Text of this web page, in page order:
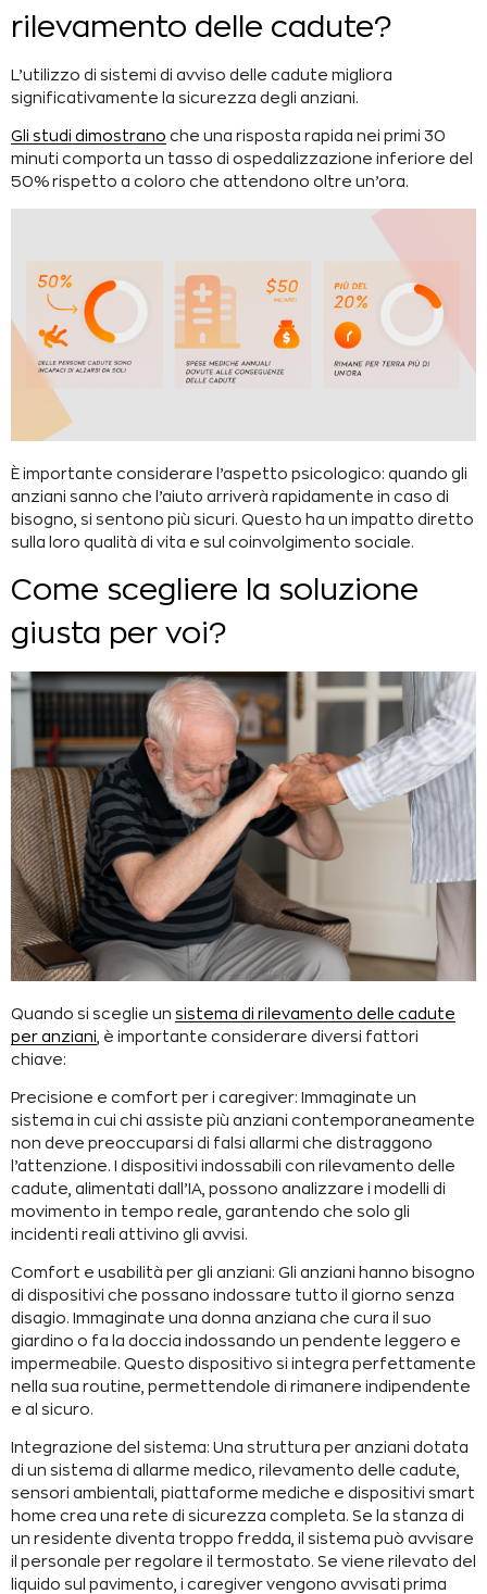
rilevamento delle cadute?
L’utilizzo di sistemi di avviso delle cadute migliora
significativamente la sicurezza degli anziani.
Gli studi dimostrano che una risposta rapida nei primi 30
minuti comporta un tasso di ospedalizzazione inferiore del
50% rispetto a coloro che attendono oltre un’ora.
È importante considerare l’aspetto psicologico: quando gli
anziani sanno che l’aiuto arriverà rapidamente in caso di
bisogno, si sentono più sicuri. Questo ha un impatto diretto
sulla loro qualità di vita e sul coinvolgimento sociale.
Come scegliere la soluzione
giusta per voi?
Quando si sceglie un sistema di rilevamento delle cadute
per anziani , è importante considerare diversi fattori
chiave:
Precisione e comfort per i caregiver: Immaginate un
sistema in cui chi assiste più anziani contemporaneamente
non deve preoccuparsi di falsi allarmi che distraggono
l’attenzione. I dispositivi indossabili con rilevamento delle
cadute, alimentati dall’IA, possono analizzare i modelli di
movimento in tempo reale, garantendo che solo gli
incidenti reali attivino gli avvisi.
Comfort e usabilità per gli anziani: Gli anziani hanno bisogno
di dispositivi che possano indossare tutto il giorno senza
disagio. Immaginate una donna anziana che cura il suo
giardino o fa la doccia indossando un pendente leggero e
impermeabile. Questo dispositivo si integra perfettamente
nella sua routine, permettendole di rimanere indipendente
e al sicuro.
Integrazione del sistema: Una struttura per anziani dotata
di un sistema di allarme medico, rilevamento delle cadute,
sensori ambientali, piattaforme mediche e dispositivi smart
home crea una rete di sicurezza completa. Se la stanza di
un residente diventa troppo fredda, il sistema può avvisare
il personale per regolare il termostato. Se viene rilevato del
liquido sul pavimento, i caregiver vengono avvisati prima